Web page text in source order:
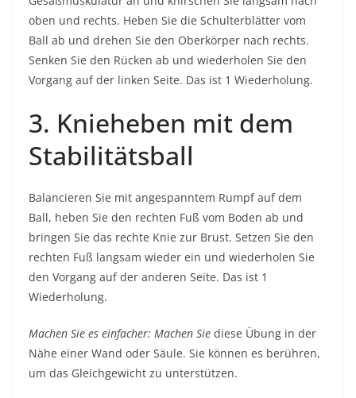
oben und rechts. Heben Sie die Schulterblätter vom
Ball ab und drehen Sie den Oberkörper nach rechts.
Senken Sie den Rücken ab und wiederholen Sie den
Vorgang auf der linken Seite. Das ist 1 Wiederholung.
3. Knieheben mit dem
Stabilitätsball
Balancieren Sie mit angespanntem Rumpf auf dem
Ball, heben Sie den rechten Fuß vom Boden ab und
bringen Sie das rechte Knie zur Brust. Setzen Sie den
rechten Fuß langsam wieder ein und wiederholen Sie
den Vorgang auf der anderen Seite. Das ist 1
Wiederholung.
Machen Sie es einfacher: Machen Sie diese Übung in der
Nähe einer Wand oder Säule. Sie können es berühren,
um das Gleichgewicht zu unterstützen.